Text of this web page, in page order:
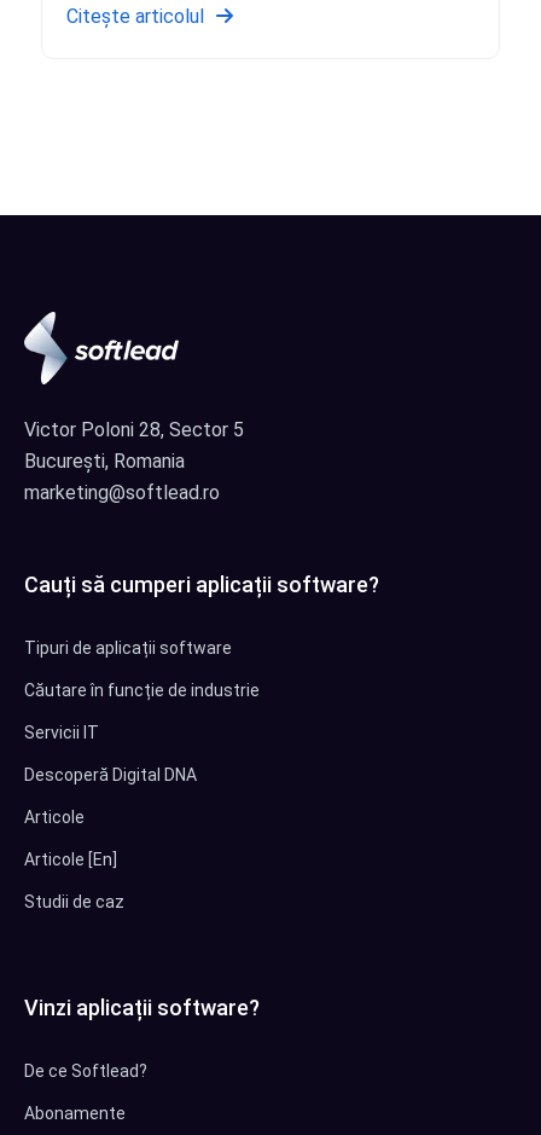
Citește articolul
Victor Poloni 28, Sector 5
București, Romania
marketing@softlead.ro
Cauți să cumperi aplicații software?
Tipuri de aplicații software
Căutare în funcție de industrie
Servicii IT
Descoperă Digital DNA
Articole
Articole [En]
Studii de caz
Vinzi aplicații software?
De ce Softlead?
Abonamente